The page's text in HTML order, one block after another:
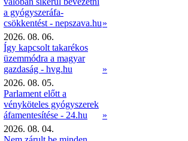
a gyógyszeráfa-
csökkentést - nepszava.hu»
2026. 08. 06.
Így kapcsolt takarékos
üzemmódra a magyar
gazdaság - hvg.hu
»
2026. 08. 05.
Parlament előtt a
vényköteles gyógyszerek
áfamentesítése - 24.hu
»
2026. 08. 04.